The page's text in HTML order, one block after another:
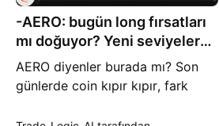
-AERO: bugün long fırsatları
mı doğuyor? Yeni seviyeler
burada!
AERO diyenler burada mı? Son
günlerde coin kıpır kıpır, fark